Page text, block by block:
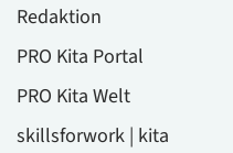
Redaktion
PRO Kita Portal
PRO Kita Welt
skillsforwork | kita